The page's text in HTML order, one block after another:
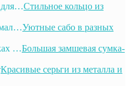
Стильное кольцо из
Уютные сабо в разных
Большая замшевая сумка-
Красивые серьги из металла и